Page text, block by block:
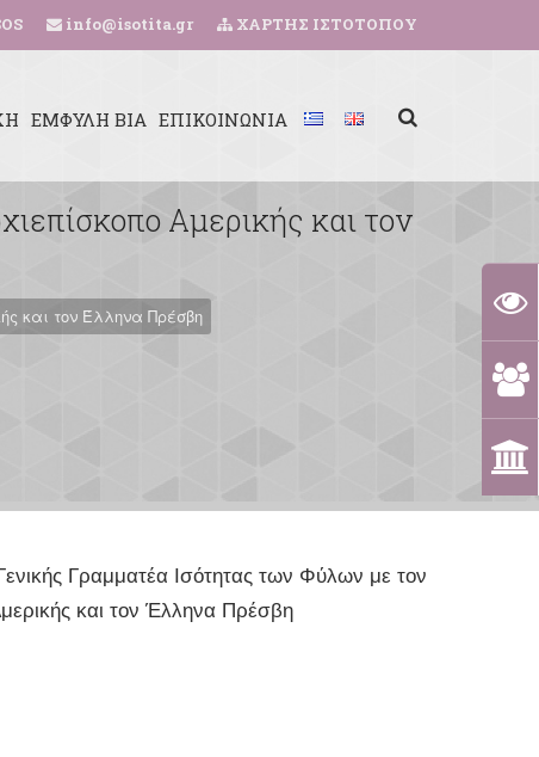
info@isotita.gr ΧΑΡΤΗΣ ΙΣΤΟΤΟΠΟΥ
ΕΜΦΥΛΗ ΒΙΑ ΕΠΙΚΟΙΝΩΝΙΑ
Αμερικής και τον
και τον Έλληνα Πρέσβη
Γραμματέα Ισότητας των Φύλων με τον
και τον Έλληνα Πρέσβη